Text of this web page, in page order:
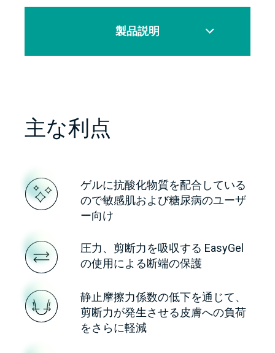
製品説明
主な利点
ゲルに抗酸化物質を配合している
ので敏感肌および糖尿病のユーザ
ー向け
圧力、剪断力を吸収する EasyGel
の使用による断端の保護
静止摩擦力係数の低下を通じて、
剪断力が発生させる皮膚への負荷
をさらに軽減